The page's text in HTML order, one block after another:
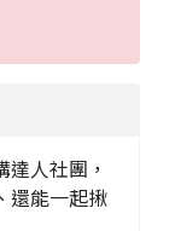
人社團，
還能一起揪